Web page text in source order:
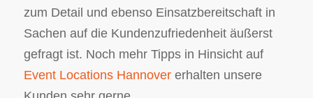
zum Detail und ebenso Einsatzbereitschaft in
Sachen auf die Kundenzufriedenheit äußerst
gefragt ist. Noch mehr Tipps in Hinsicht auf
Event Locations Hannovererhalten unsere